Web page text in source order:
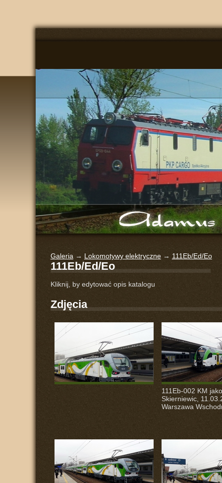
Galeria → Lokomotywy elektryczne→ 111Eb/Ed/Eo
111Eb/Ed/Eo
Kliknij, by edytować opis katalogu
Zdjęcia
111Eb-002 KM
Skierniewic,
Warszawa